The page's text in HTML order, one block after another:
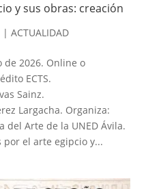
y sus obras: creación
| ACTUALIDAD
de 2026. Online o
ECTS.
Sainz.
Largacha. Organiza:
del Arte de la UNED Ávila.
por el arte egipcio y...